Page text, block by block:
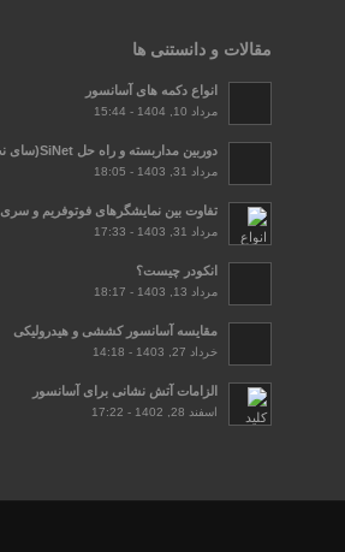
مقالات و دانستنی ها
انواع دکمه های آسانسور
مرداد 10, 1404 - 15:44
دوربین مداربسته و راه حل SiNet(سای نت)
مرداد 31, 1403 - 18:05
تفاوت بین نمایشگرهای فوتوفریم و سری P
مرداد 31, 1403 - 17:33
انکودر چیست؟
مرداد 13, 1403 - 18:17
مقایسه آسانسور کششی و هیدرولیکی
خرداد 27, 1403 - 14:18
الزامات آتش نشانی برای آسانسور
اسفند 28, 1402 - 17:22